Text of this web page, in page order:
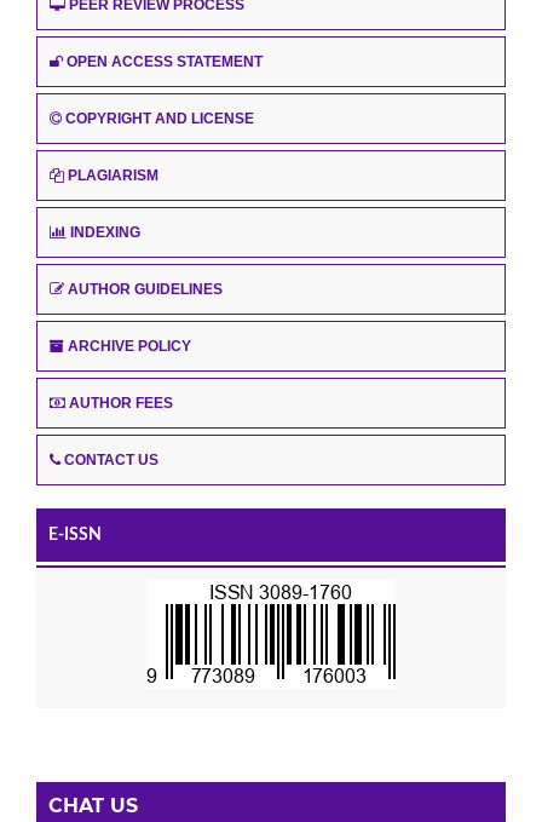
PEER REVIEW PROCESS
OPEN ACCESS STATEMENT
COPYRIGHT AND LICENSE
PLAGIARISM
INDEXING
AUTHOR GUIDELINES
ARCHIVE POLICY
AUTHOR FEES
CONTACT US
E-ISSN
CHAT US